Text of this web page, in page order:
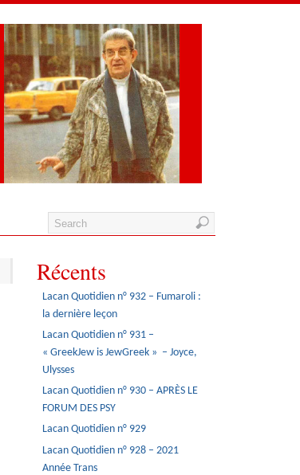
Récents
Lacan Quotidien n° 932 – Fumaroli :
la dernière leçon
Lacan Quotidien n° 931 –
« GreekJew is JewGreek » – Joyce,
Ulysses
Lacan Quotidien n° 930 – APRÈS LE
FORUM DES PSY
Lacan Quotidien n° 929
Lacan Quotidien n° 928 – 2021
Année Trans